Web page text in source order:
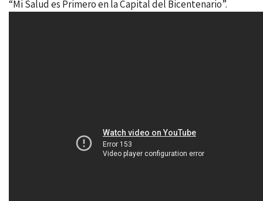
“Mi Salud es Primero en la Capital del Bicentenario”.